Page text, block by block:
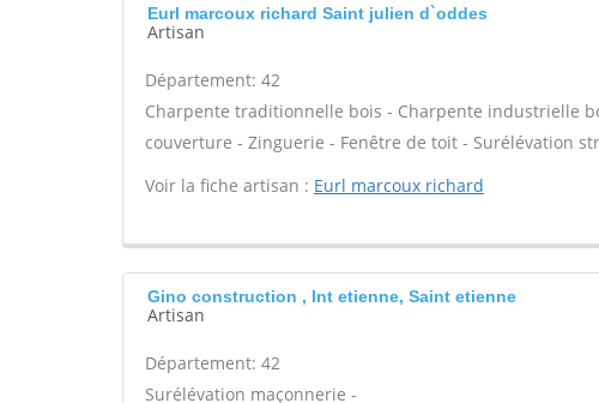
Eurl marcoux richard Saint julien d`oddes
Artisan
Département: 42
Charpente traditionnelle bois - Charpente industrielle
couverture - Zinguerie - Fenêtre de toit - Surélévation
Voir la fiche artisan : Eurl marcoux richard
Gino construction , Int etienne, Saint etienne
Artisan
Département: 42
Surélévation maçonnerie -